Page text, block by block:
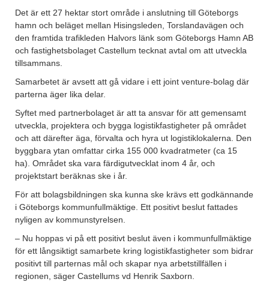
Det är ett 27 hektar stort område i anslutning till Göteborgs
hamn och beläget mellan Hisingsleden, Torslandavägen och
den framtida trafikleden Halvors länk som Göteborgs Hamn AB
och fastighetsbolaget Castellum tecknat avtal om att utveckla
tillsammans.
Samarbetet är avsett att gå vidare i ett joint venture-bolag där
parterna äger lika delar.
Syftet med partnerbolaget är att ta ansvar för att gemensamt
utveckla, projektera och bygga logistikfastigheter på området
och att därefter äga, förvalta och hyra ut logistiklokalerna. Den
byggbara ytan omfattar cirka 155 000 kvadratmeter (ca 15
ha). Området ska vara färdigutvecklat inom 4 år, och
projektstart beräknas ske i år.
För att bolagsbildningen ska kunna ske krävs ett godkännande
i Göteborgs kommunfullmäktige. Ett positivt beslut fattades
nyligen av kommunstyrelsen.
– Nu hoppas vi på ett positivt beslut även i kommunfullmäktige
för ett långsiktigt samarbete kring logistikfastigheter som bidrar
positivt till parternas mål och skapar nya arbetstillfällen i
regionen, säger Castellums vd Henrik Saxborn.